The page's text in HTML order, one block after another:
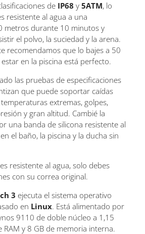
de IP68 y 5ATM, lo
resistente al agua a una
metros durante 10 minutos y
el polvo, la suciedad y la arena.
recomendamos que lo bajes a 50
en la piscina está perfecto.
las pruebas de especificaciones
que puede soportar caídas
extremas, golpes,
y gran altitud. Cambié la
una banda de silicona resistente al
el baño, la piscina y la ducha sin
resistente al agua, solo debes
con su correa original.
3 ejecuta el sistema operativo
en Linux. Está alimentado por
9110 de doble núcleo a 1,15
RAM y 8 GB de memoria interna.